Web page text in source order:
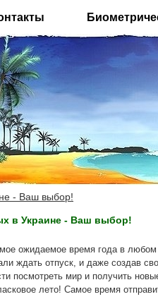
- Ваш выбор!
в Украине - Ваш выбор!
ожидаемое время года в
ждать отпуск, и даже создав
посмотреть мир и получить
лето! Самое время